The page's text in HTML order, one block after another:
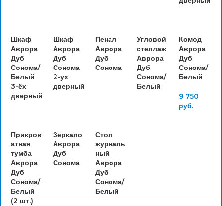
Шкаф
Аврора
Дуб
Сонома/
Белый
3-ёх
дверный
Шкаф
Аврора
Дуб
Сонома
2-ух
дверный
Пенал
Аврора
Дуб
Сонома
Угловой
стеллаж
Аврора
Дуб
Сонома/
Белый
Комод
Аврора
Дуб
Сонома/
Белый
9 750
руб.
Прикров
атная
тумба
Аврора
Дуб
Сонома/
Белый
(2 шт.)
Зеркало
Аврора
Дуб
Сонома
Стол
журналь
ный
Аврора
Дуб
Сонома/
Белый